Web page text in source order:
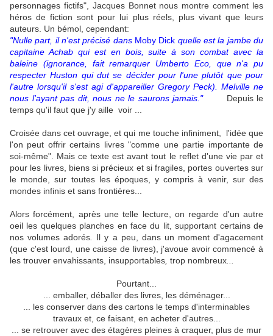
personnages fictifs", Jacques Bonnet nous montre comment les
héros de fiction sont pour lui plus réels, plus vivant que leurs
auteurs. Un bémol, cependant:
"Nulle part, il n'est précisé dans Moby Dick quelle est la jambe du
capitaine Achab qui est en bois, suite à son combat avec la
baleine (ignorance, fait remarquer Umberto Eco, que n'a pu
respecter Huston qui dut se décider pour l'une plutôt que pour
l'autre lorsqu'il s'est agi d'appareiller Gregory Peck). Melville ne
nous l'ayant pas dit, nous ne le saurons jamais."Depuis le
temps qu'il faut que j'y aille voir ...
Croisée dans cet ouvrage, et qui me touche infiniment, l'idée que
l'on peut offrir certains livres "comme une partie importante de
soi-même". Mais ce texte est avant tout le reflet d'une vie par et
pour les livres, biens si précieux et si fragiles, portes ouvertes sur
le monde, sur toutes les époques, y compris à venir, sur des
mondes infinis et sans frontières...
Alors forcément, après une telle lecture, on regarde d'un autre
oeil les quelques planches en face du lit, supportant certains de
nos volumes adorés
Il y a peu, dans un moment d'agacement
(que c'est lourd, une caisse de livres), j'avoue avoir commencé à
les trouver envahissants, insupportables trop nombreux
Pourtant...
... emballer, déballer des livres, les déménager...
... les conserver dans des cartons le temps d'interminables
travaux et, ce faisant, en acheter d'autres...
... se retrouver avec des étagères pleines à craquer, plus de mur